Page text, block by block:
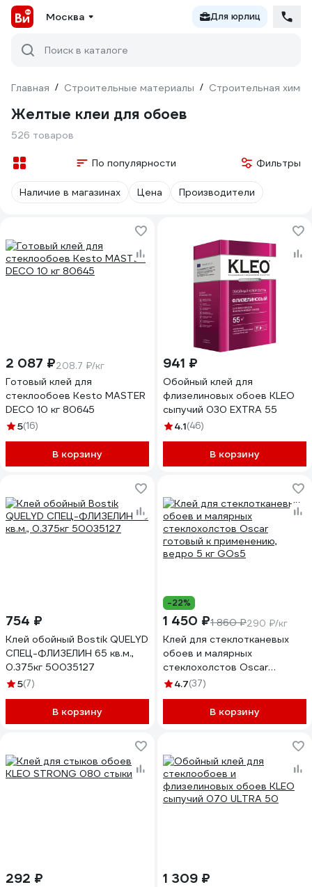
Москва Для юрлиц
Поиск в каталоге
Главная / Строительные материалы / Строительная химия
Жeлтые клеи для обоев
526 товаров
По популярности Фильтры
Наличие в магазинах Цена Производители
2 087 ₽208.7 ₽/кг
Готовый клей для
стеклообоев Kesto MASTER
DECO 10 кг 80645
5(16)
В корзину
941 ₽
Обойный клей для
флизелиновых обоев KLEO
сыпучий 030 EXTRA 55
4.1(46)
В корзину
754 ₽
Клей обойный Bostik QUELYD
СПЕЦ-ФЛИЗЕЛИН 65 кв.м.,
0.375кг 50035127
5(7)
В корзину
-22%
1 450 ₽1 860 ₽290 ₽/кг
Клей для стеклотканевых
обоев и малярных
стеклохолстов Oscar
готовый к применению,
4.7(37)
В корзину
292 ₽ 1 309 ₽